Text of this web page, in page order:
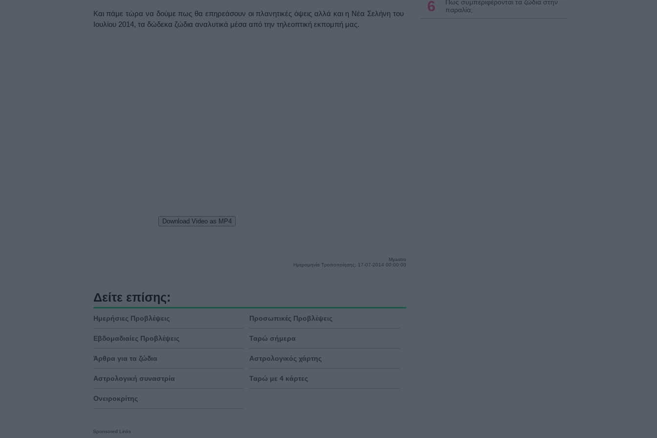
Και πάμε τώρα να δούμε πως θα επηρεάσουν οι πλανητικές όψεις αλλά και η Νέα Σελήνη του
Ιουλίου 2014, τα δώδεκα ζώδια αναλυτικά μέσα από την τηλεοπτική εκπομπή μας.
Download Video as MP4
Myastro
Ημερομηνία Τροποποίησης: 17-07-2014 00:00:00
Δείτε επίσης:
Ημερήσιες Προβλέψεις Προσωπικές Προβλέψεις
Εβδομαδιαίες Προβλέψεις Ταρώ σήμερα
Άρθρα για τα ζώδια Αστρολογικός χάρτης
Αστρολογική συναστρία Ταρώ με 4 κάρτες
Ονειροκρίτης
6
Πως συμπεριφέρονται τα ζώδια στην
παραλία;
Sponsored Links